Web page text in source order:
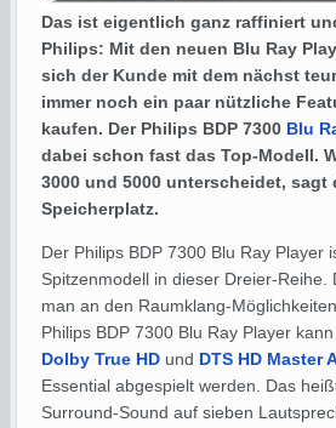
Das ist eigentlich ganz raffiniert
Philips: Mit den neuen Blu Ray
sich der Kunde mit dem nächst
immer noch ein paar nützliche
kaufen. Der Philips BDP 7300 Blu
dabei schon fast das Top-Modell.
3000 und 5000 unterscheidet, sagt
Speicherplatz.
Der Philips BDP 7300 Blu Ray Player
Spitzenmodell in dieser Dreier-Reihe.
man an den Raumklang-
Philips BDP 7300 Blu Ray Player
Dolby True HD und DTS HD Master
Essential abgespielt werden. Das
Surround-Sound auf sieben